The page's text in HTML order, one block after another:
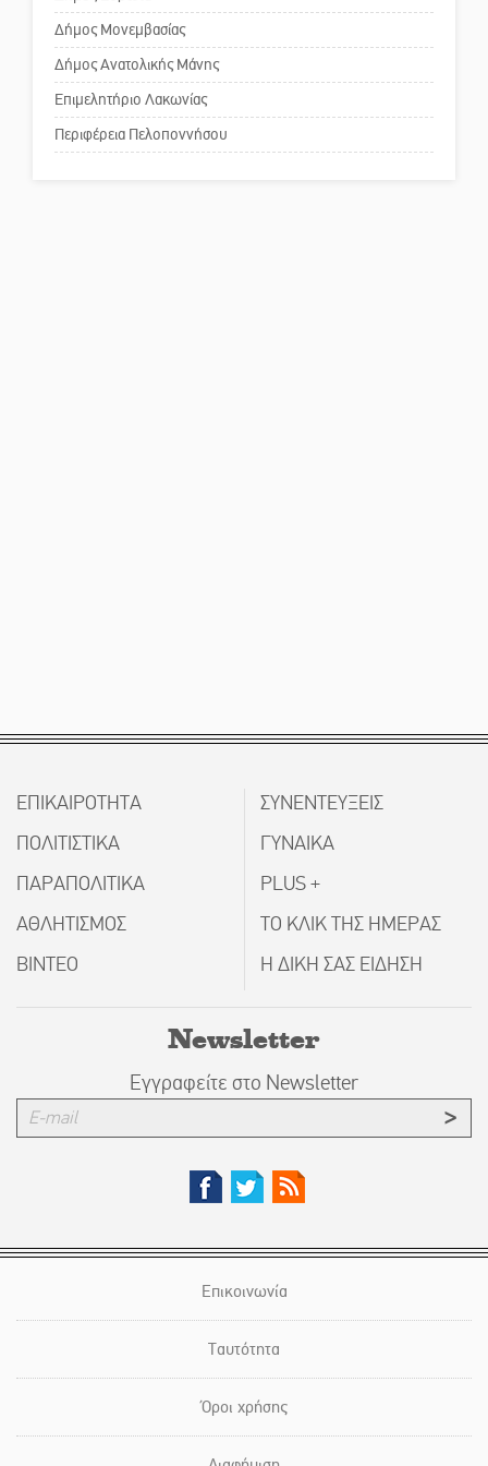
Πού βρίσκεται το ιστορικό
κέντρο της Σπάρτης;
Δήμος Μονεμβασίας
Δήμος Ανατολικής Μάνης
Επιμελητήριο Λακωνίας
Περιφέρεια Πελοποννήσου
ΕΠΙΚΑΙΡΟΤΗΤΑ
ΠΟΛΙΤΙΣΤΙΚΑ
ΠΑΡΑΠΟΛΙΤΙΚΑ
ΑΘΛΗΤΙΣΜΟΣ
ΒΙΝΤΕΟ
ΣΥΝΕΝΤΕΥΞΕΙΣ
ΓΥΝΑΙΚΑ
PLUS +
ΤΟ ΚΛΙΚ ΤΗΣ ΗΜΕΡΑΣ
Η ΔΙΚΗ ΣΑΣ ΕΙΔΗΣΗ
Newsletter
Εγγραφείτε στο Newsletter
Επικοινωνία
Ταυτότητα
Όροι χρήσης